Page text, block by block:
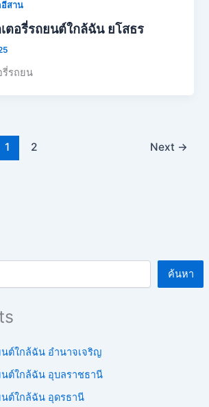
ค้นหา
ต์ใกล้ฉัน อำนาจเจริญ
ต์ใกล้ฉัน อุบลราชธานี
ต์ใกล้ฉัน อุดรธานี
อีสาน
ตอรี่รถยนต์ใกล้ฉัน ยโสธร
รี่รถยน
1 2 Next →